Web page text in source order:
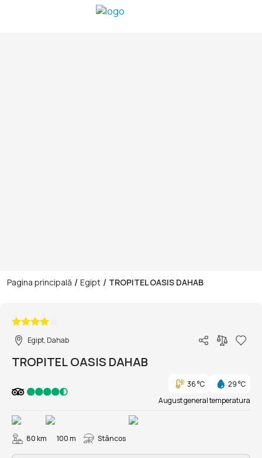
Pagina principală / Egipt / TROPITEL OASIS DAHAB
Egipt, Dahab
TROPITEL OASIS DAHAB
36 °C
29 °C
August general temperatura
80 km 100 m Stâncos